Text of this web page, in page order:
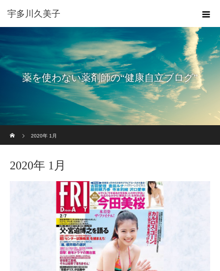
宇多川久美子
薬を使わない薬剤師の“健康自立ブログ”
2020年 1月
2020年 1月